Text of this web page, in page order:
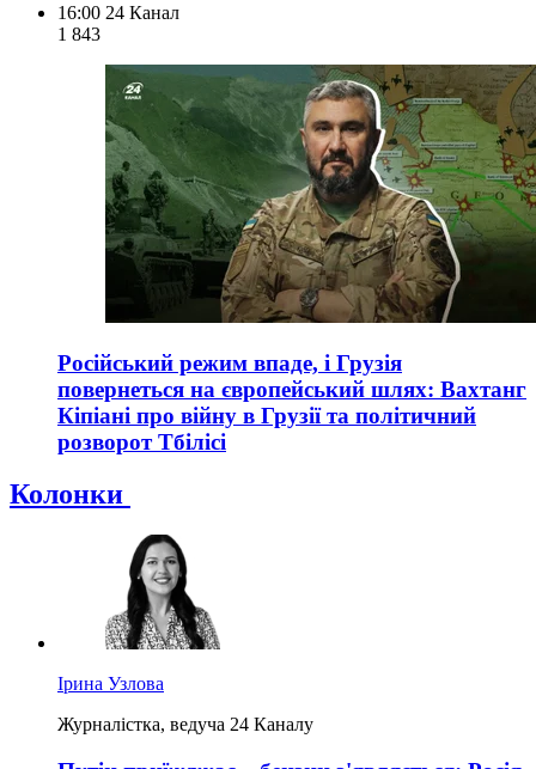
16:00 24 Канал
1 843
Російський режим впаде, і Грузія
повернеться на європейський шлях: Вахтанг
Кіпіані про війну в Грузії та політичний
розворот Тбілісі
Колонки
Ірина Узлова
Журналістка, ведуча 24 Каналу